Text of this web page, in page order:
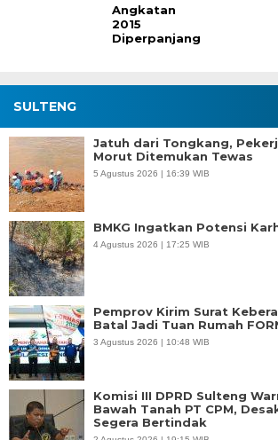
Angkatan
2015
Diperpanjang
SULTENG
Jatuh dari Tongkang,
Morut Ditemukan Tewas
5 Agustus 2026 | 16:39 WIB
BMKG Ingatkan Potensi
4 Agustus 2026 | 17:25 WIB
Pemprov Kirim Surat
Batal Jadi Tuan Rumah
3 Agustus 2026 | 10:48 WIB
Komisi III DPRD Sulteng
Bawah Tanah PT CPM,
Segera Bertindak